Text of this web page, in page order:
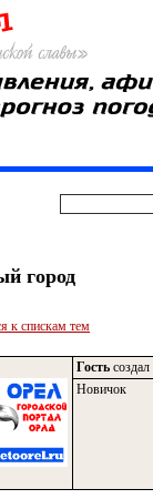
город
к спискам тем
Гость
Новичок